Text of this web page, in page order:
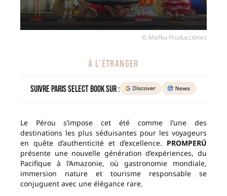
© Mallku Producciones
À L'ÉTRANGER
Suivre Paris Select Book sur :
Le Pérou s’impose cet été comme l’une des
destinations les plus séduisantes pour les voyageurs
en quête d’authenticité et d’excellence. PROMPERÚ
présente une nouvelle génération d’expériences, du
Pacifique à l’Amazonie, où gastronomie mondiale,
immersion nature et tourisme responsable se
conjuguent avec une élégance rare.